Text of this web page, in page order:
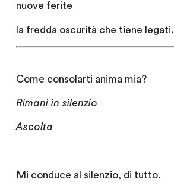
nuove ferite
la fredda oscurità che tiene legati.
Come consolarti anima mia?
Rimani in silenzio
Ascolta
Mi conduce al silenzio, di tutto.